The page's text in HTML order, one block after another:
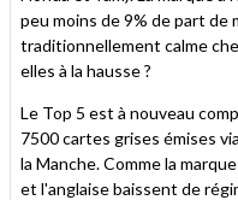
peu moins de 9% de part de
traditionnellement calme
elles à la hausse ?
Le Top 5 est à nouveau
7500 cartes grises émises
la Manche. Comme la
et l'anglaise baissent de